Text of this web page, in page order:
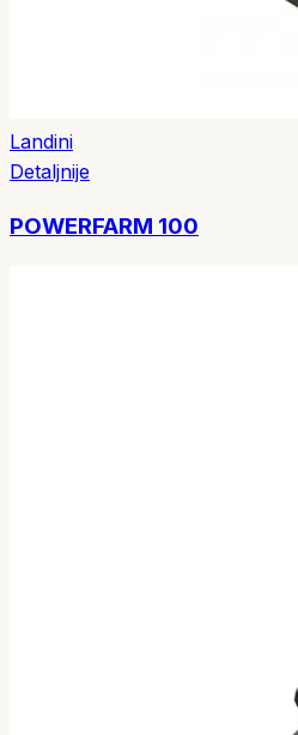
Landini
Detaljnije
POWERFARM 100